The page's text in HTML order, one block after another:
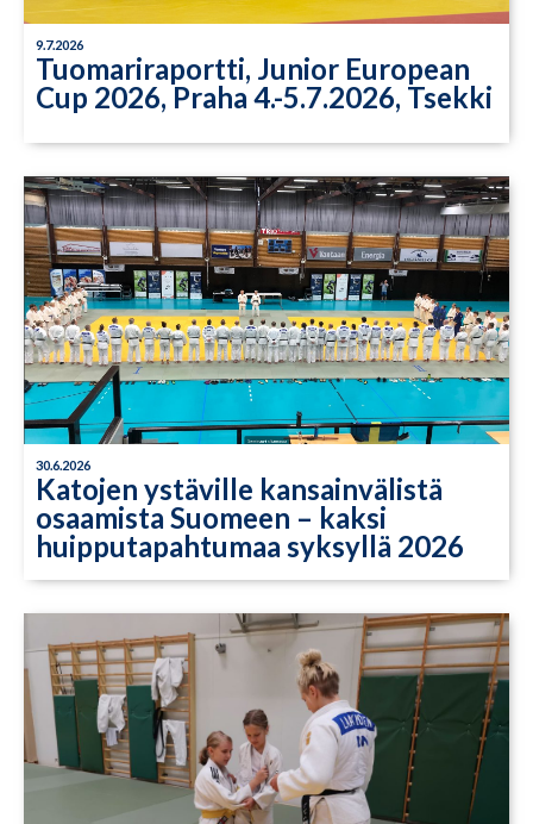
9.7.2026
Tuomariraportti, Junior European
Cup 2026, Praha 4.-5.7.2026, Tsekki
30.6.2026
Katojen ystäville kansainvälistä
osaamista Suomeen – kaksi
huipputapahtumaa syksyllä 2026